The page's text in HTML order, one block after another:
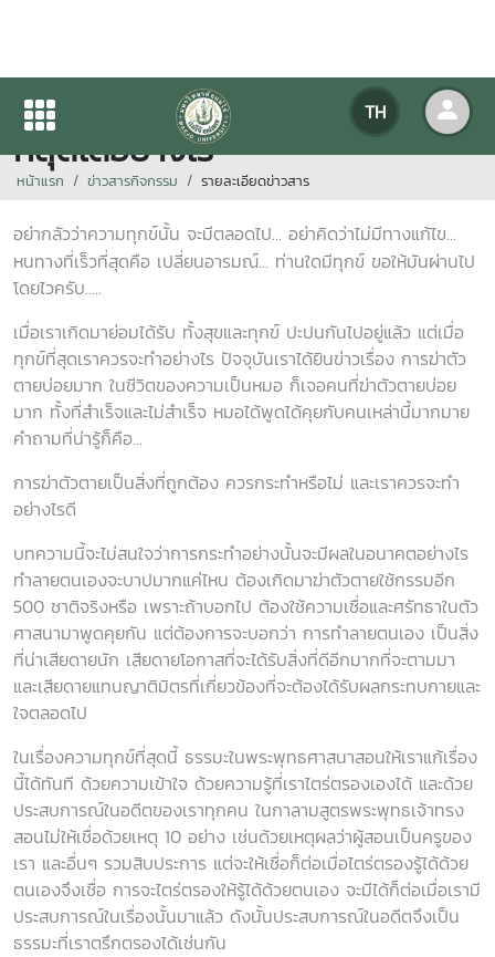
TH
ธรรมะจรรโลงใจ " ทุกข์ที่สุด จะ
หลุดได้อย่างไร "
หน้าแรก ข่าวสารกิจกรรม รายละเอียดข่าวสาร
อย่ากลัวว่าความทุกข์นั้น จะมีตลอดไป... อย่าคิดว่าไม่มีทางแก้ไข...
หนทางที่เร็วที่สุดคือ เปลี่ยนอารมณ์... ท่านใดมีทุกข์ ขอให้มันผ่านไป
โดยไวครับ.....
เมื่อเราเกิดมาย่อมได้รับ ทั้งสุขและทุกข์ ปะปนกันไปอยู่แล้ว แต่เมื่อ
ทุกข์ที่สุดเราควรจะทำอย่างไร ปัจจุบันเราได้ยินข่าวเรื่อง การฆ่าตัว
ตายบ่อยมาก ในชีวิตของความเป็นหมอ ก็เจอคนที่ฆ่าตัวตายบ่อย
มาก ทั้งที่สำเร็จและไม่สำเร็จ หมอได้พูดได้คุยกับคนเหล่านี้มากมาย
คำถามที่น่ารู้ก็คือ...
การฆ่าตัวตายเป็นสิ่งที่ถูกต้อง ควรกระทำหรือไม่ และเราควรจะทำ
อย่างไรดี
บทความนี้จะไม่สนใจว่าการกระทำอย่างนั้นจะมีผลในอนาคตอย่างไร
ทำลายตนเองจะบาปมากแค่ไหน ต้องเกิดมาฆ่าตัวตายใช้กรรมอีก
500 ชาติจริงหรือ เพราะถ้าบอกไป ต้องใช้ความเชื่อและศรัทธาในตัว
ศาสนามาพูดคุยกัน แต่ต้องการจะบอกว่า การทำลายตนเอง เป็นสิ่ง
ที่น่าเสียดายนัก เสียดายโอกาสที่จะได้รับสิ่งที่ดีอีกมากที่จะตามมา
และเสียดายแทนญาติมิตรที่เกี่ยวข้องที่จะต้องได้รับผลกระทบกายและ
ใจตลอดไป
ในเรื่องความทุกข์ที่สุดนี้ ธรรมะในพระพุทธศาสนาสอนให้เราแก้เรื่อง
นี้ได้ทันที ด้วยความเข้าใจ ด้วยความรู้ที่เราไตร่ตรองเองได้ และด้วย
ประสบการณ์ในอดีตของเราทุกคน ในกาลามสูตรพระพุทธเจ้าทรง
สอนไม่ให้เชื่อด้วยเหตุ 10 อย่าง เช่นด้วยเหตุผลว่าผู้สอนเป็นครูของ
เรา และอื่นๆ รวมสิบประการ แต่จะให้เชื่อก็ต่อเมื่อไตร่ตรองรู้ได้ด้วย
ตนเองจึงเชื่อ การจะไตร่ตรองให้รู้ได้ด้วยตนเอง จะมีได้ก็ต่อเมื่อเรามี
ประสบการณ์ในเรื่องนั้นมาแล้ว ดังนั้นประสบการณ์ในอดีตจึงเป็น
ธรรมะที่เราตรึกตรองได้เช่นกัน